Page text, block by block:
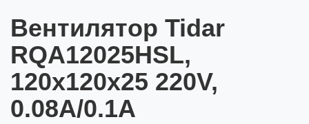
Вентилятор Tidar
RQA12025HSL,
120x120x25 220V,
0.08A/0.1A